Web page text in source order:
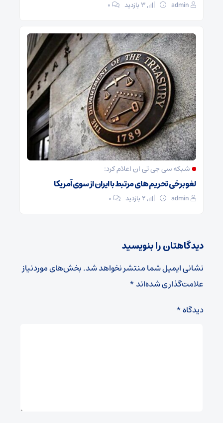
admin ۰
شبکه سی جی تی ان اعلام کرد:
لغو برخی تحریم های مرتبط با ایران از سوی آمریکا
admin ۰
دیدگاهتان را بنویسید
نشانی ایمیل شما منتشر نخواهد شد.بخش‌های موردنیاز
علامت‌گذاری شده‌اند*
دیدگاه*